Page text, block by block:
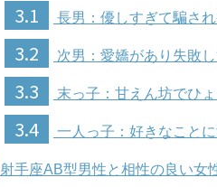
3.1 長男：優しすぎて騙さ
3.2 次男：愛嬌があり失敗
3.3 末っ子：甘えん坊でひ
3.4 一人っ子：好きなこと
射手座AB型男性と相性の良い女